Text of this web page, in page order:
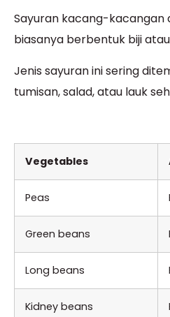
Sayuran kacang-
biasanya berbentuk biji
Jenis sayuran ini sering
tumisan, salad, atau lauk
Vegetables
Peas
Green beans
Long beans
Kidney beans